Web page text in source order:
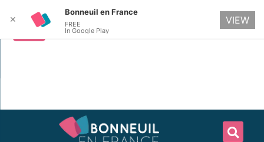
✕
Bonneuil en France
FREE
In Google Play
VIEW